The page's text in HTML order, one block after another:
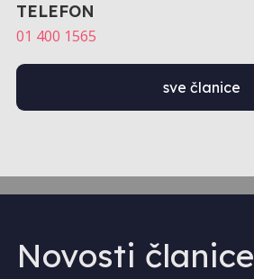
TELEFON
01 400 1565
sve članice
Novosti članice